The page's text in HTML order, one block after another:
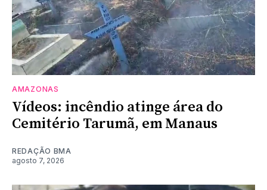
AMAZONAS
Vídeos: incêndio atinge área do
Cemitério Tarumã, em Manaus
REDAÇÃO BMA
agosto 7, 2026